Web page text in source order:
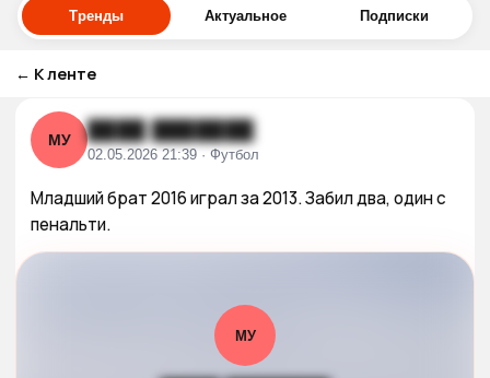
Тренды Актуальное Подписки
← К ленте
МУ ████ ███████
02.05.2026 21:39 · Футбол
Младший брат 2016 играл за 2013. Забил два, один с
пенальти.
МУ